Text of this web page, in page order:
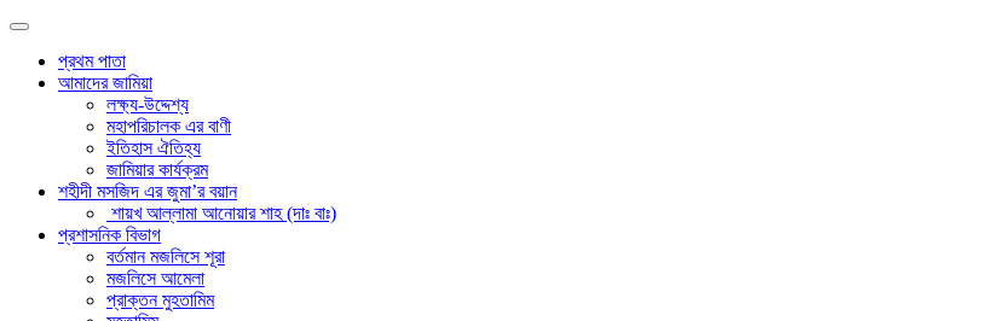
প্রথম পাতা
আমাদের জামিয়া
লক্ষ্য-উদ্দেশ্য
মহাপরিচালক এর বাণী
ইতিহাস ঐতিহ্য
জামিয়ার কার্যক্রম
শহীদী মসজিদ এর জুমা’র বয়ান
শায়খ আল্লামা আনোয়ার শাহ (দাঃ বাঃ)
প্রশাসনিক বিভাগ
বর্তমান মজলিসে শূরা
মজলিসে আমেলা
প্রাক্তন মুহতামিম